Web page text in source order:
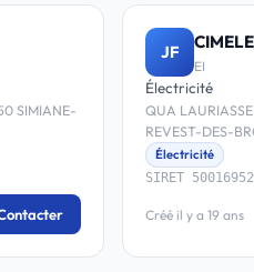
SIMIANE-
JF
EI
Électricité
QUA
REVEST-DES-
Électricité
SIRET
Créé il y a 19 ans